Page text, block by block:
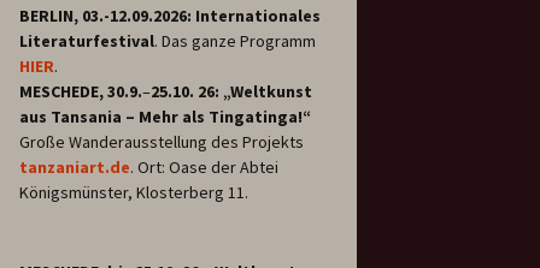
BERLIN, 03.-12.09.2026: Internationales
Literaturfestival. Das ganze Programm
HIER.
MESCHEDE, 30.9.–25.10. 26: „Weltkunst
aus Tansania – Mehr als Tingatinga!“
Große Wanderausstellung des Projekts
tanzaniart.de. Ort: Oase der Abtei
Königsmünster, Klosterberg 11.